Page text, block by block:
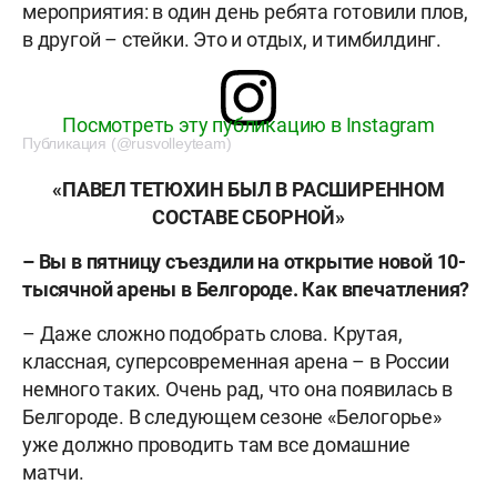
мероприятия: в один день ребята готовили плов,
в другой – стейки. Это и отдых, и тимбилдинг.
Посмотреть эту публикацию в Instagram
Публикация (@rusvolleyteam)
«ПАВЕЛ ТЕТЮХИН БЫЛ В РАСШИРЕННОМ
СОСТАВЕ СБОРНОЙ»
– Вы в пятницу съездили на открытие новой 10-
тысячной арены в Белгороде. Как впечатления?
– Даже сложно подобрать слова. Крутая,
классная, суперсовременная арена – в России
немного таких. Очень рад, что она появилась в
Белгороде. В следующем сезоне «Белогорье»
уже должно проводить там все домашние
матчи.